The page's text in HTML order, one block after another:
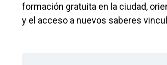
formación gratuita en la ciudad,
y el acceso a nuevos saberes